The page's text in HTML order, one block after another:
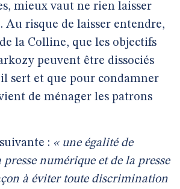
mieux vaut ne rien laisser
Au risque de laisser entendre,
la Colline, que les objectifs
peuvent être dissociés
sert et que pour condamner
de ménager les patrons
: « une égalité de
numérique et de la presse
à éviter toute discrimination